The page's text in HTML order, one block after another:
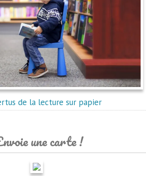
de la lecture sur papier
une carte !